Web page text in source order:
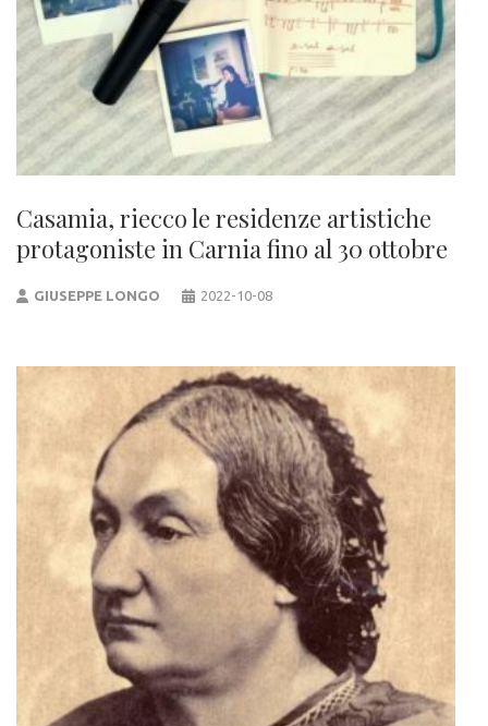
Casamia, riecco le residenze artistiche
protagoniste in Carnia fino al 30 ottobre
GIUSEPPE LONGO 2022-10-08